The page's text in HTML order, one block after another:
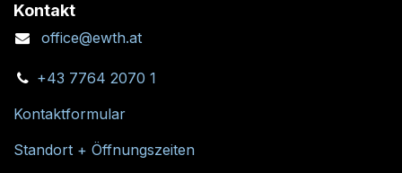
Kontakt
office@ewth.at
+43 7764 2070 1
Kontaktformular
Standort + Öffnungszeiten